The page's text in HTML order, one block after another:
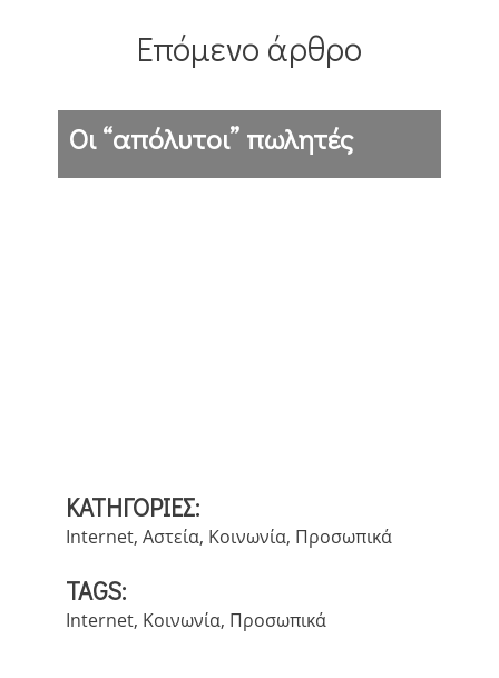
Επόμενο άρθρο
Οι “απόλυτοι” πωλητές
ΚΑΤΗΓΟΡΙΕΣ:
Internet,Αστεία, Κοινωνία, Προσωπικά
TAGS:
Internet, Κοινωνία, Προσωπικά